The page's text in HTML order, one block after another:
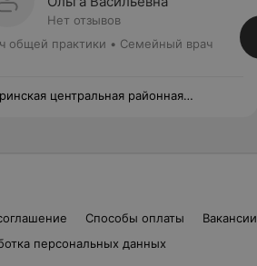
Нет отзывов
общей практики • Семейный врач
центральная районная
Способы оплаты Вакансии
персональных данных